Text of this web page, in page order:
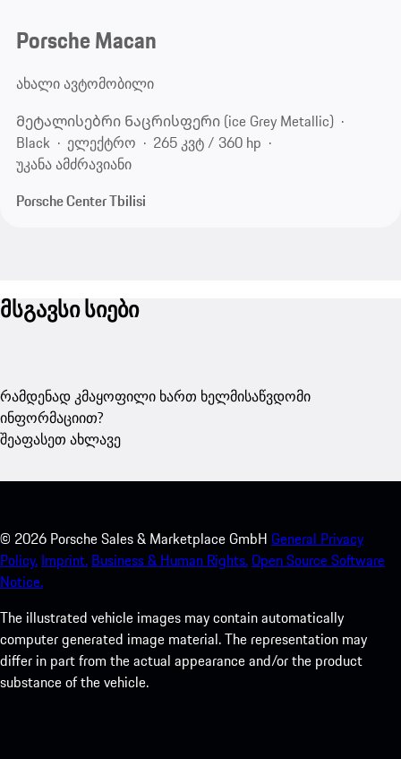
Porsche Macan
ახალი ავტომობილი
Მეტალისებრი Ნაცრისფერი (ice Grey Metallic)
Black
ელექტრო
265 კვტ / 360 hp
უკანა ამძრავიანი
Porsche Center Tbilisi
მსგავსი სიები
რამდენად კმაყოფილი ხართ ხელმისაწვდომი
ინფორმაციით?
შეაფასეთ ახლავე
© 2026 Porsche Sales & Marketplace GmbH General Privacy
Policy. Imprint. Business & Human Rights.Open Source Software
Notice.
The illustrated vehicle images may contain automatically
computer generated image material. The representation may
differ in part from the actual appearance and/or the product
substance of the vehicle.